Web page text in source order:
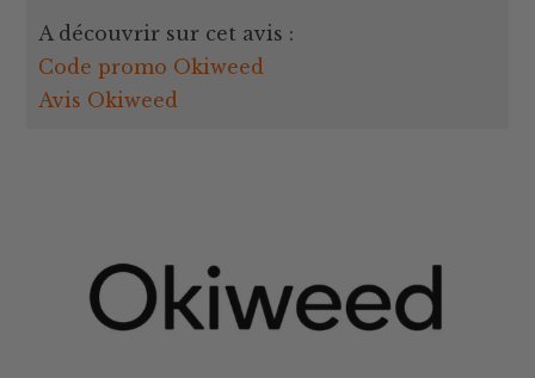
A découvrir sur cet avis :
Code promo Okiweed
Avis Okiweed